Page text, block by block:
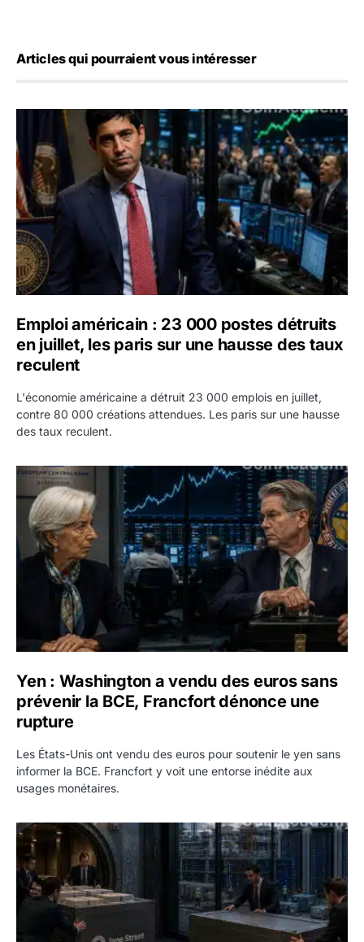
Articles qui pourraient vous intéresser
Emploi américain : 23 000 postes détruits en juillet, les
Emploi américain : 23 000 postes détruits
en juillet, les paris sur une hausse des taux
reculent
L'économie américaine a détruit 23 000 emplois en juillet,
contre 80 000 créations attendues. Les paris sur une hausse
des taux reculent.
Yen : Washington a vendu des euros sans prévenir la
Yen : Washington a vendu des euros sans
prévenir la BCE, Francfort dénonce une
rupture
Les États-Unis ont vendu des euros pour soutenir le yen sans
informer la BCE. Francfort y voit une entorse inédite aux
usages monétaires.
Jane Street négocie le transfert de 11 milliards de